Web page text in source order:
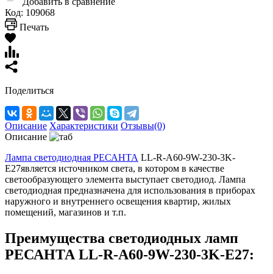
Код: 109068
Печать
Поделиться
Описание Характеристики Отзывы(0)
Описание
Лампа светодиодная РЕСАНТА LL-R-A60-9W-230-3K-
E27является источником света, в котором в качестве
светообразующего элемента выступает светодиод. Лампа
светодиодная предназначена для использования в приборах
наружного и внутреннего освещения квартир, жилых
помещений, магазинов и т.п.
Преимущества светодиодных ламп
РЕСАНТА LL-R-A60-9W-230-3K-E27: